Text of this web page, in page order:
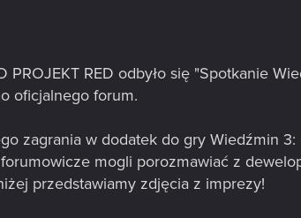
RED odbyło się "Spotkanie
oficjalnego forum.
zagrania w dodatek do gry Wiedźmin
mogli porozmawiać z
przedstawiamy zdjęcia z imprezy!